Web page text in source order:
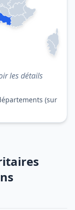
les détails
(sur